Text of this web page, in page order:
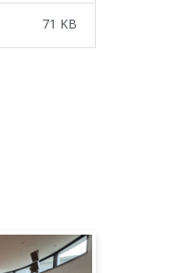
71 KB